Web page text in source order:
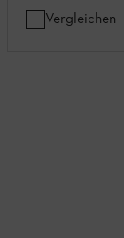
Vergleichen